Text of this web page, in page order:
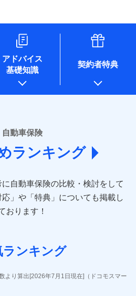
険会社の商品・サービスをご提案す
だくことがあります。）
スの実施のため
等の実施のため
・管理等付帯業務を行うため
保険会社の情報は、保険会社のホ
りますので、ご確認ください。
損害保険株式会社
)
社 (https://www.axa-
害保険株式会社 (https://www.e-
(https://www.aig.co.jp/sonpo)
険株式会社
社
)
アドバイス
基礎知識
契約者特典
自動車保険
ランキング
自動車保険の比較・検討をして
応」や「特典」についても掲載し
おります！
ランキング
より算出[2026年7月1日現在]（ドコモスマー